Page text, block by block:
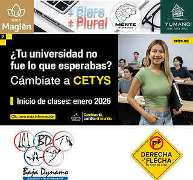
+ Claro
+ Plural